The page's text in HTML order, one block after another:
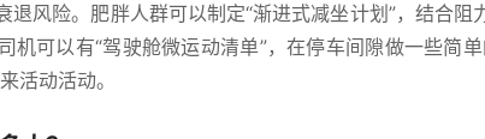
风险。肥胖人群可以制定“渐进式减坐计划”，结合阻
机可以有“驾驶舱微运动清单”，在停车间隙做一些简
活动活动。